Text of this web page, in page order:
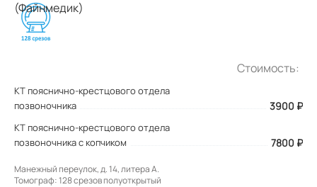
Стоимость:
КТ пояснично-крестцового отдела
позвоночника
3900 ₽
КТ пояснично-крестцового отдела
позвоночника с копчиком
7800 ₽
Манежный переулок, д. 14, литера А.
Томограф: 128 срезов полуоткрытый